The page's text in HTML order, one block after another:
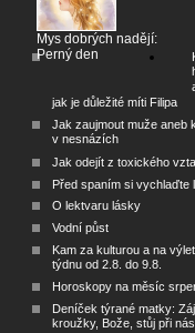
Mys dobrých nadějí:
Perný den
jak je důležité míti Filipa
Jak zaujmout muže aneb
v nesnázích
Jak odejít z toxického
Před spaním si vychlaďte
O lektvaru lásky
Vodní půst
Kam za kulturou a na
týdnu od 2.8. do 9.8.
Horoskopy na měsíc
Deníček týrané matky:
kroužky, Bože, stůj při nás